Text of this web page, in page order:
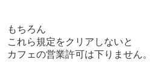
もちろん
これら規定をクリアしないと
カフェの営業許可は下りません。